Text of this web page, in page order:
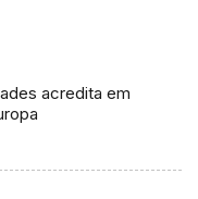
acredita em